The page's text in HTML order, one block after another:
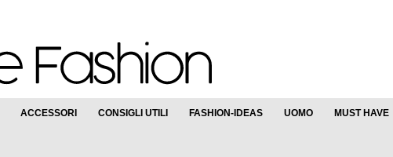
ACCESSORI CONSIGLI UTILI FASHION-IDEAS UOMO MUST HAVE